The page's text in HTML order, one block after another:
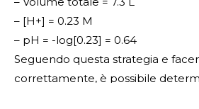
– [H+] = 0.23 M
– pH = -log[0.23] = 0.64
Seguendo questa strategia e
correttamente, è possibile